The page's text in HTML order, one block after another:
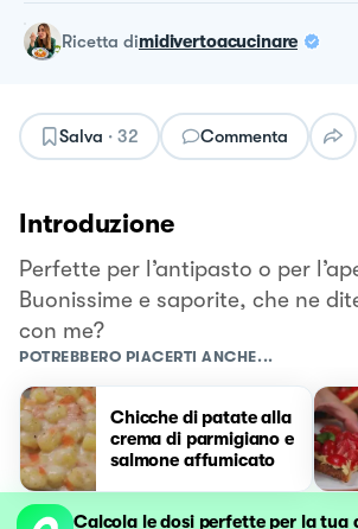
ricetta dimidivertoacucinare
Salva · 32 Commenta
Introduzione
Perfette per l’antipasto o per
Buonissime e saporite, che ne
con me?
POTREBBERO PIACERTI ANCHE...
Chicche di patate alla
crema di parmigiano e
salmone affumicato
Calcola le dosi perfette per la tua